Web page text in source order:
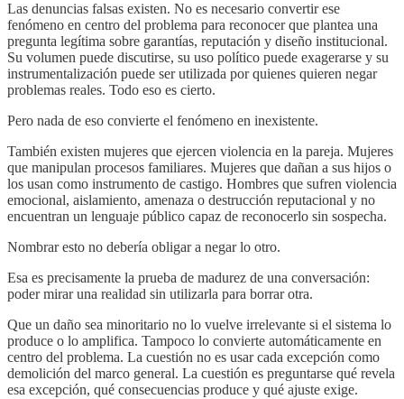
Las denuncias falsas existen. No es necesario convertir ese
fenómeno en centro del problema para reconocer que plantea una
pregunta legítima sobre garantías, reputación y diseño institucional.
Su volumen puede discutirse, su uso político puede exagerarse y su
instrumentalización puede ser utilizada por quienes quieren negar
problemas reales. Todo eso es cierto.
Pero nada de eso convierte el fenómeno en inexistente.
También existen mujeres que ejercen violencia en la pareja. Mujeres
que manipulan procesos familiares. Mujeres que dañan a sus hijos o
los usan como instrumento de castigo. Hombres que sufren violencia
emocional, aislamiento, amenaza o destrucción reputacional y no
encuentran un lenguaje público capaz de reconocerlo sin sospecha.
Nombrar esto no debería obligar a negar lo otro.
Esa es precisamente la prueba de madurez de una conversación:
poder mirar una realidad sin utilizarla para borrar otra.
Que un daño sea minoritario no lo vuelve irrelevante si el sistema lo
produce o lo amplifica. Tampoco lo convierte automáticamente en
centro del problema. La cuestión no es usar cada excepción como
demolición del marco general. La cuestión es preguntarse qué revela
esa excepción, qué consecuencias produce y qué ajuste exige.